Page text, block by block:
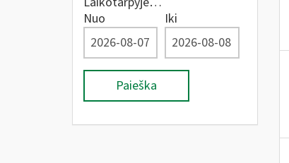
Nuo
Iki
Paieška